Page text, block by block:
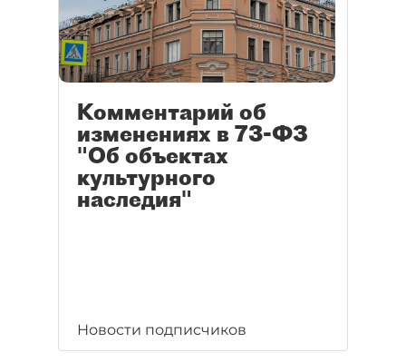
Комментарий об
изменениях в 73-ФЗ
"Об объектах
культурного
наследия"
Новости подписчиков